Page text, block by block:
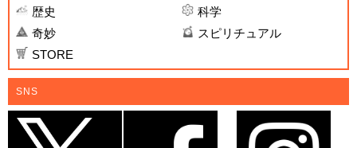
歴史
科学
奇妙
スピリチュアル
STORE
SNS